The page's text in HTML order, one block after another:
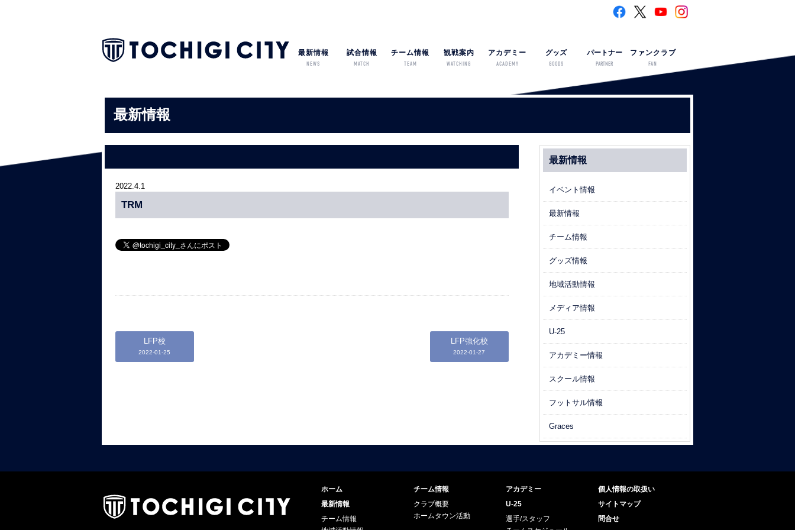
最新情報
NEWS
試合情報
MATCH
チーム情報
TEAM
観戦案内
WATCHING
アカデミー
ACADEMY
グッズ
GOODS
パートナー
PARTNER
ファンクラブ
FAN
最新情報
2022.4.1
TRM
LFP校
2022-01-25
LFP強化校
2022-01-27
最新情報
イベント情報
最新情報
チーム情報
グッズ情報
地域活動情報
メディア情報
U-25
アカデミー情報
スクール情報
フットサル情報
Graces
ホーム
最新情報
チーム情報
チーム情報
クラブ概要
ホームタウン活動
アカデミー
U-25
選手/スタッフ
個人情報の取扱い
サイトマップ
問合せ